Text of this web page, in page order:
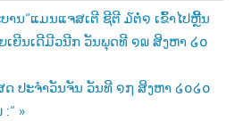
ານ“ແມນແຈສເຕີ ຊີຕີ ໓ຕໍ່໑ ເຂົ້າໄປຫຼີ້ນ
ເຍີນເດີມີວນີກ ວັນພຸດທີ ໑໙ ສິງຫາ ໒໐
ດ ປະຈຳວັນຈັນ ວັນທີ ໑໗ ສິງຫາ ໒໐໒໐